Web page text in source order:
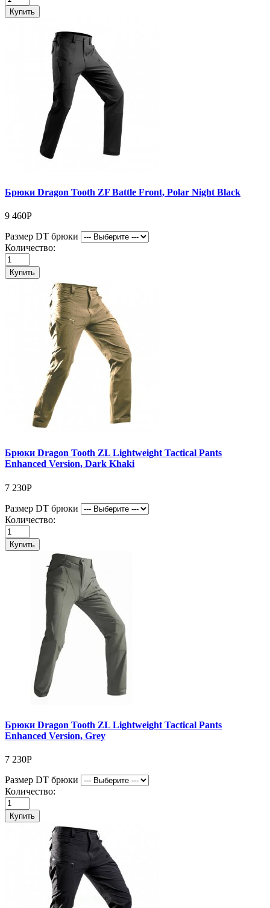
Купить
Брюки Dragon Tooth ZF Battle Front, Polar Night Black
9 460Р
Размер DT брюки
Количество:
Купить
Брюки Dragon Tooth ZL Lightweight Tactical Pants
Enhanced Version, Dark Khaki
7 230Р
Размер DT брюки
Количество:
Купить
Брюки Dragon Tooth ZL Lightweight Tactical Pants
Enhanced Version, Grey
7 230Р
Размер DT брюки
Количество:
Купить